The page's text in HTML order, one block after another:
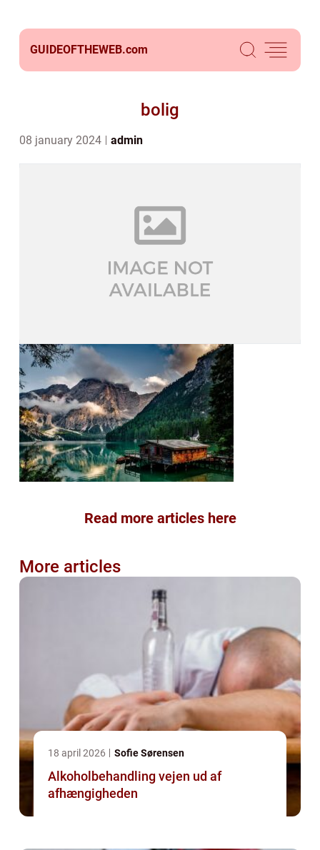
GUIDEOFTHEWEB.com
bolig
08 january 2024 admin
Read more articles here
More articles
18 april 2026 Sofie Sørensen
Alkoholbehandling vejen ud af
afhængigheden